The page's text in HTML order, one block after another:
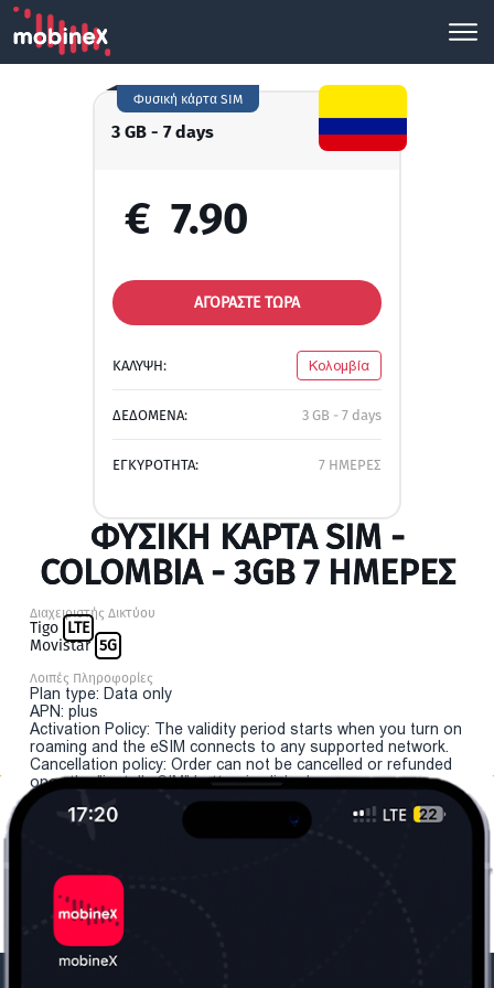
3 GB - 7 days
Φυσική κάρτα SIM
€ 7.90
ΑΓΟΡΑΣΤΕ ΤΩΡΑ
ΚΑΛΥΨΗ: Κολομβία
ΔΕΔΟΜΕΝΑ: 3 GB - 7 days
ΕΓΚΥΡΟΤΗΤΑ: 7 ΗΜΕΡΕΣ
ΦΥΣΙΚΉ ΚΆΡΤΑ SIM -
COLOMBIA - 3GB 7 ΗΜΕΡΕΣ
Διαχειριστής Δικτύου
Tigo LTE
Movistar 5G
Λοιπές Πληροφορίες
Plan type: Data only
APN: plus
Activation Policy: The validity period starts when you turn on
roaming and the eSIM connects to any supported network.
Cancellation policy: Order can not be cancelled or refunded
once the "install eSIM" button is clicked.